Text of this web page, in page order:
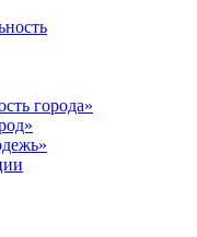
города»